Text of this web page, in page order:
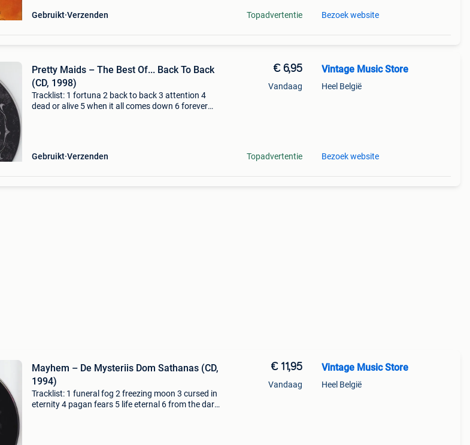
Gebruikt Verzenden Topadvertentie Bezoek website
Pretty Maids – The Best Of... Back To Back
(CD, 1998)
Tracklist: 1 fortuna 2 back to back 3 attention 4
dead or alive 5 when it all comes down 6 forever
Gebruikt Verzenden
€ 6,95
Vandaag
Topadvertentie
Vintage Music Store
Heel België
Bezoek website
Mayhem – De Mysteriis Dom Sathanas (CD,
1994)
Tracklist: 1 funeral fog 2 freezing moon 3 cursed in
eternity 4 pagan fears 5 life eternal 6 from the dark
€ 11,95
Vandaag
Vintage Music Store
Heel België